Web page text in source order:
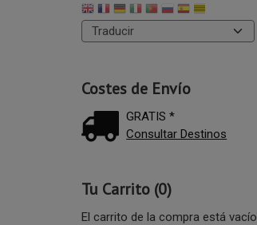
Costes de Envío
GRATIS *
Consultar Destinos
Tu Carrito (0)
El carrito de la compra está vacío